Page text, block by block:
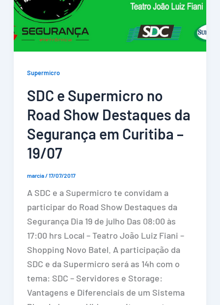
Supermicro
SDC e Supermicro no
Road Show Destaques da
Segurança em Curitiba –
19/07
marcia/17/07/2017
A SDC e a Supermicro te convidam a
participar do Road Show Destaques da
Segurança Dia 19 de julho Das 08:00 às
17:00 hrs Local – Teatro João Luiz Fiani –
Shopping Novo Batel. A participação da
SDC e da Supermicro será as 14h com o
tema: SDC – Servidores e Storage:
Vantagens e Diferenciais de um Sistema